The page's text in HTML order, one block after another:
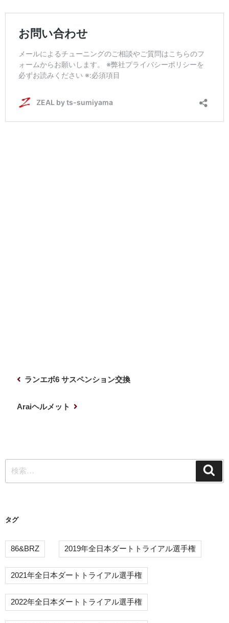
シ
ョ
ランエボ6 サスペンション交換
Araiヘルメット
索:
タグ
86&BRZ 2019年全日本ダートトライアル選手権
2021年全日本ダートトライアル選手権
2022年全日本ダートトライアル選手権